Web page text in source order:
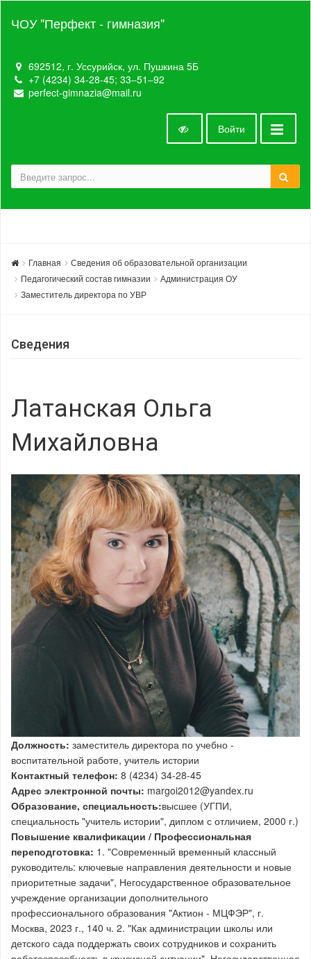
ЧОУ "Перфект - гимназия"
692512, г. Уссурийск, ул. Пушкина 5Б
+7 (4234) 34-28-45; 33‒51‒92
perfect-gimnazia@mail.ru
Войти
Главная
Сведения об образовательной организации
Педагогический состав гимназии
Администрация ОУ
Заместитель директора по УВР
Сведения
Латанская Ольга
Михайловна
Должность: заместитель директора по учебно -
воспитательной работе, учитель истории
Контактный телефон: 8 (4234) 34-28-45
Адрес электронной почты: margoi2012@yandex.ru
Образование, специальность:высшее (УГПИ,
специальность "учитель истории", диплом с отличием, 2000 г.)
Повышение квалификации / Профессиональная
переподготовка: 1. "Современный временный классный
руководитель: ключевые направления деятельности и новые
приоритетные задачи", Негосударственное образовательное
учреждение организации дополнительного
профессионального образования "Актион - МЦФЭР", г.
Москва, 2023 г., 140 ч. 2. "Как администрации школы или
детского сада поддержать своих сотрудников и сохранить